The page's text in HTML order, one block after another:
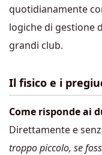
quotidianamente
logiche di gestione
grandi club.
Il fisico e i
Come risponde ai
Direttamente e
troppo piccolo, se